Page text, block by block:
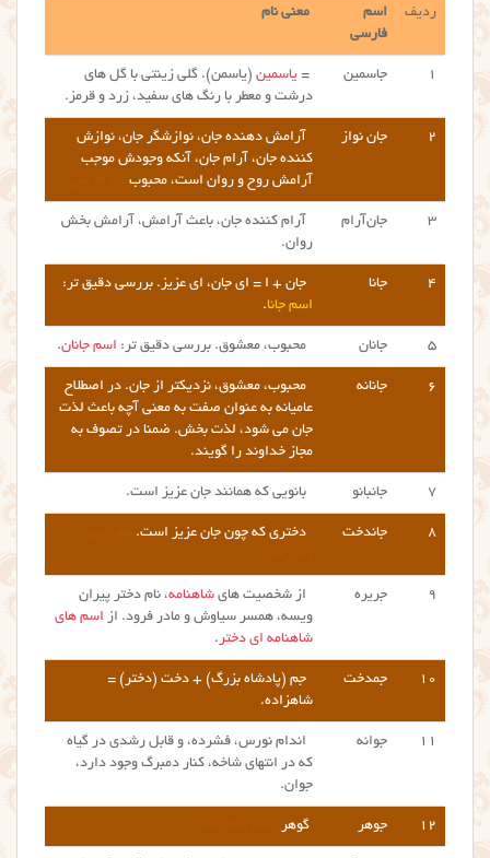
ردیف
اسم
فارسی
معنی نام
۱ جاسمین = یاسمین (یاسمن). گلی زینتی با گل های
درشت و معطر با رنگ های سفید، زرد و قرمز.
۲ جان نواز
آرامش دهنده جان، نوازشگر جان، نوازش
کننده جان، آرام جان، آنکه وجودش موجب
آرامش روح و روان است، محبوب
۳ جان‌آرام
آرام کننده جان، باعث آرامش، آرامش بخش
روان.
۴ جانا
جان + ا = ای جان، ای عزیز. بررسی دقیق تر:
اسم جانا.
۵ جانان محبوب، معشوق. بررسی دقیق تر: اسم جانان.
۶ جانانه
محبوب، معشوق، نزدیکتر از جان. در اصطلاح
عامیانه به عنوان صفت به معنی آچه باعث لذت
جان می شود، لذت بخش. ضمنا در تصوف به
مجاز خداوند را گویند.
۷ جانبانو بانویی که همانند جان عزیز است.
۸ جاندخت دختری که چون جان عزیز است.
۹ جریره از شخصیت های شاهنامه، نام دختر پیران
ویسه، همسر سیاوش و مادر فرود. از اسم های
شاهنامه ای دختر.
۱۰ جمدخت
جم (پادشاه بزرگ) + دخت (دختر) =
شاهزاده.
۱۱ جوانه
اندام نورس، فشرده، و قابل رشدی در گیاه
که در انتهای شاخه، کنار دمبرگ وجود دارد،
جوان.
۱۲ جوهر گوهر